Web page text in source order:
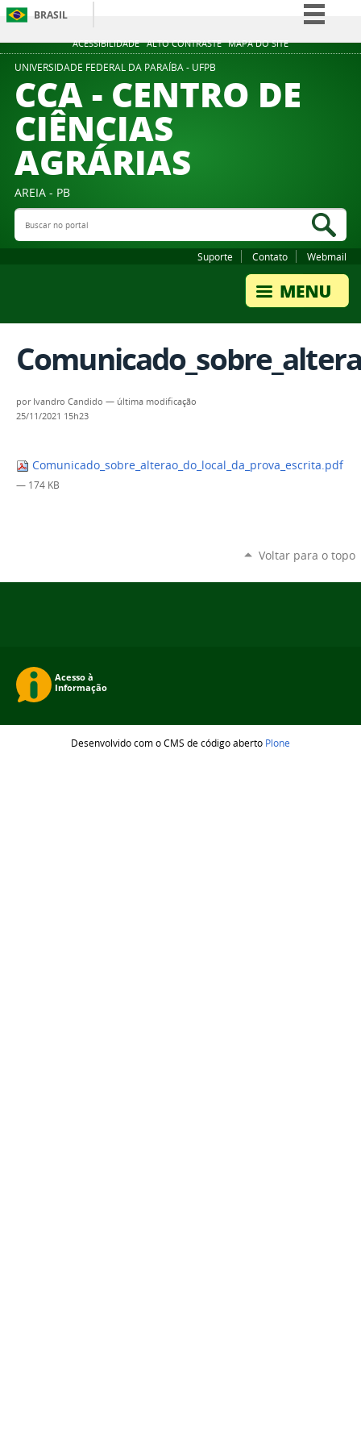
ACESSIBILIDADE ALTO CONTRASTE MAPA DO SITE
BRASIL
Simplifique!
Participe
UNIVERSIDADE FEDERAL DA PARAÍBA - UFPB
CCA - CENTRO DE
CIÊNCIAS
AGRÁRIAS
AREIA - PB
Buscar no portal
Suporte Contato Webmail
por Ivandro Candido — última modificação
25/11/2021 15h23
Comunicado_sobre_alterao_do_local_da_prova_escrita.pdf
— 174 KB
Voltar para o topo
Desenvolvido com o CMS de código aberto Plone